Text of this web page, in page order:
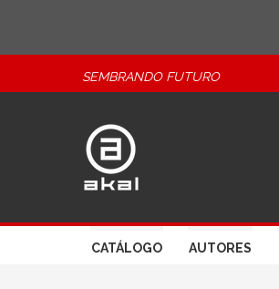
SEMBRANDO FUTURO
CATÁLOGO AUTORES